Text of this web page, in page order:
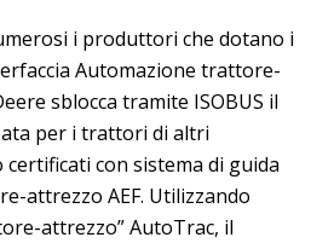
i produttori che dotano i
Automazione trattore-
sblocca tramite ISOBUS il
per i trattori di altri
con sistema di guida
attrezzo AEF. Utilizzando
attrezzo” AutoTrac, il